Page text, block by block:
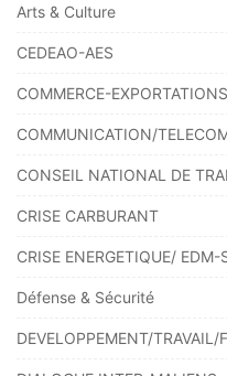
Arts & Culture
CEDEAO-AES
COMMERCE-EXPORTATIONS
COMMUNICATION/
CONSEIL NATIONAL DE
CRISE CARBURANT
CRISE ENERGETIQUE/ EDM-
Défense & Sécurité
DEVELOPPEMENT/